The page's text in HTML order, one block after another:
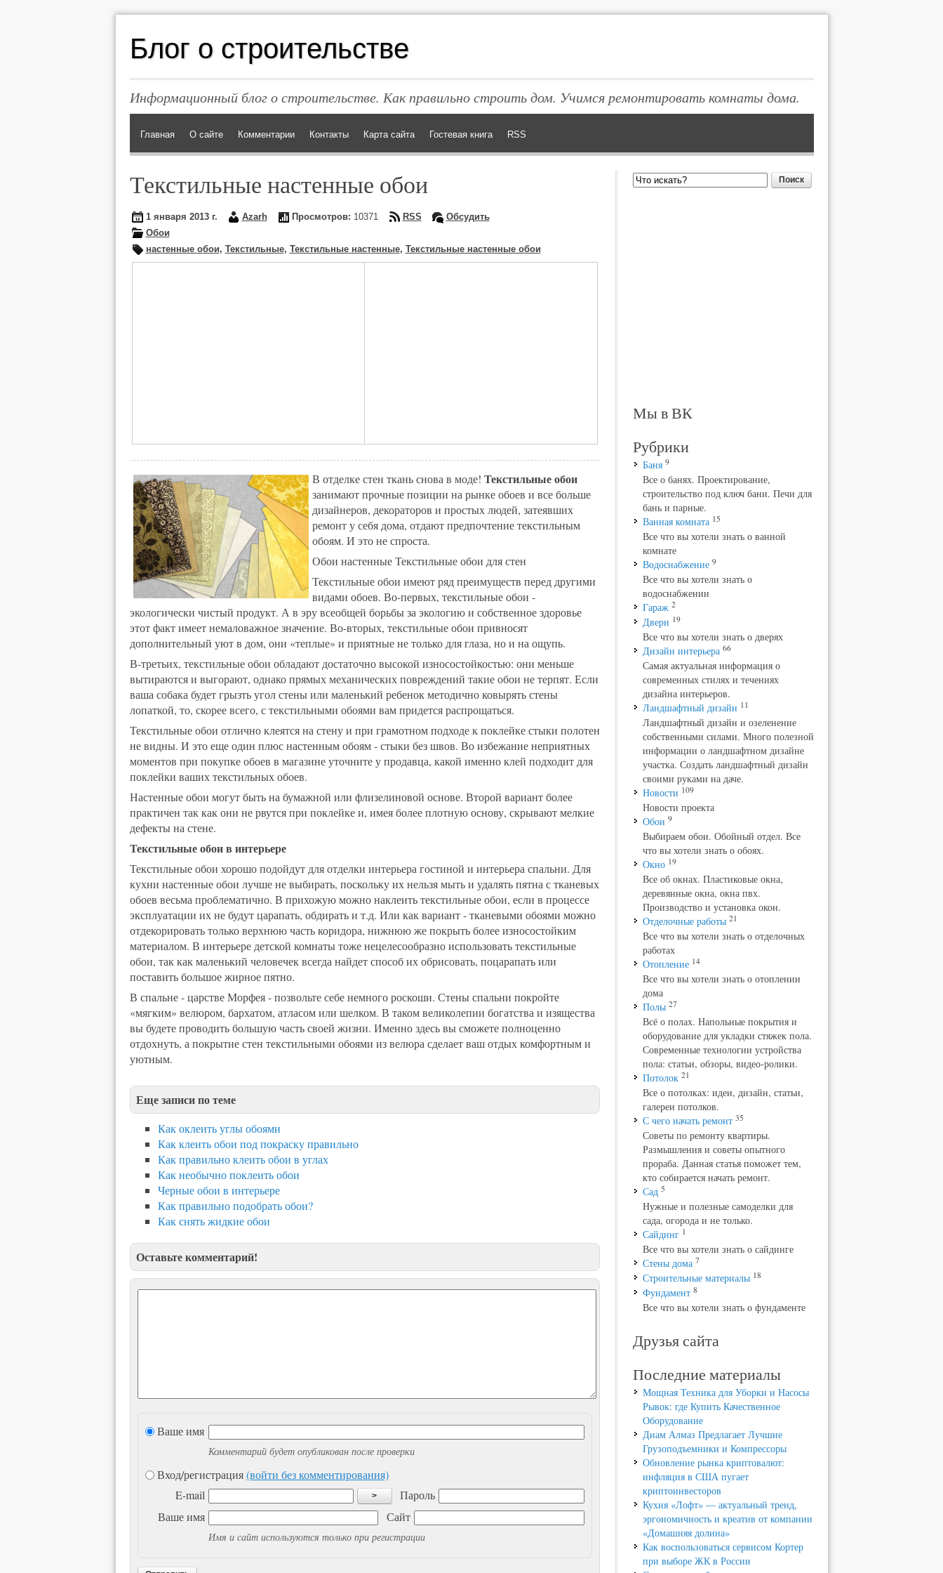
Блог о строительстве
Информационный блог о строительстве. Как правильно строить дом. Учимся ремонтировать комнаты дома.
Главная О сайте Комментарии Контакты Карта сайта Гостевая книга RSS
Текстильные настенные обои
1 января 2013 г. Azarh Просмотров: 10371 RSS
Обсудить
Обои
настенные обои, Текстильные, Текстильные настенные, Текстильные настенные обои
В отделке стен ткань снова в моде! Текстильные обои
занимают прочные позиции на рынке обоев и все больше
дизайнеров, декораторов и простых людей, затеявших
ремонт у себя дома, отдают предпочтение текстильным
обоям. И это не спроста.
Обои настенные Текстильные обои для стен
Текстильные обои имеют ряд преимуществ перед другими
видами обоев. Во-первых, текстильные обои -
экологически чистый продукт. А в эру всеобщей борьбы за экологию и собственное здоровье
этот факт имеет немаловажное значение. Во-вторых, текстильные обои привносят
дополнительный уют в дом, они «теплые» и приятные не только для глаза, но и на ощупь.
В-третьих, текстильные обои обладают достаточно высокой износостойкостью: они меньше
вытираются и выгорают, однако прямых механических повреждений такие обои не терпят. Если
ваша собака будет грызть угол стены или маленький ребенок методично ковырять стены
лопаткой, то, скорее всего, с текстильными обоями вам придется распрощаться.
Текстильные обои отлично клеятся на стену и при грамотном подходе к поклейке стыки полотен
не видны. И это еще один плюс настенным обоям - стыки без швов. Во избежание неприятных
моментов при покупке обоев в магазине уточните у продавца, какой именно клей подходит для
поклейки ваших текстильных обоев.
Настенные обои могут быть на бумажной или флизелиновой основе. Второй вариант более
практичен так как они не рвутся при поклейке и, имея более плотную основу, скрывают мелкие
дефекты на стене.
Текстильные обои в интерьере
Текстильные обои хорошо подойдут для отделки интерьера гостиной и интерьера спальни. Для
кухни настенные обои лучше не выбирать, поскольку их нельзя мыть и удалять пятна с тканевых
обоев весьма проблематично. В прихожую можно наклеить текстильные обои, если в процессе
эксплуатации их не будут царапать, обдирать и т.д. Или как вариант - тканевыми обоями можно
отдекорировать только верхнюю часть коридора, нижнюю же покрыть более износостойким
материалом. В интерьере детской комнаты тоже нецелесообразно использовать текстильные
обои, так как маленький человечек всегда найдет способ их обрисовать, поцарапать или
поставить большое жирное пятно.
В спальне - царстве Морфея - позвольте себе немного роскоши. Стены спальни покройте
«мягким» велюром, бархатом, атласом или шелком. В таком великолепии богатства и изящества
вы будете проводить большую часть своей жизни. Именно здесь вы сможете полноценно
отдохнуть, а покрытие стен текстильными обоями из велюра сделает ваш отдых комфортным и
уютным.
Еще записи по теме
Как оклеить углы обоями
Как клеить обои под покраску правильно
Как правильно клеить обои в углах
Как необычно поклеить обои
Черные обои в интерьере
Как правильно подобрать обои?
Как снять жидкие обои
Оставьте комментарий!
Ваше имя
Комментарий будет опубликован после проверки
Вход/регистрация(войти без комментирования)
E-mail
>
Пароль
Ваше имя
Сайт
Имя и сайт используются только при регистрации
Поиск
Мы в ВК
Рубрики
Баня 9
Все о банях. Проектирование,
строительство под ключ бани. Печи для
бань и парные.
Ванная комната 15
Все что вы хотели знать о ванной
комнате
Водоснабжение 9
Все что вы хотели знать о
водоснабжении
Гараж 2
Двери 19
Все что вы хотели знать о дверях
Дизайн интерьера 66
Самая актуальная информация о
современных стилях и течениях
дизайна интерьеров.
Ландшафтный дизайн 11
Ландшафтный дизайн и озеленение
собственными силами. Много полезной
информации о ландшафтном дизайне
участка. Создать ландшафтный дизайн
своими руками на даче.
Новости 109
Новости проекта
Обои 9
Выбираем обои. Обойный отдел. Все
что вы хотели знать о обоях.
Окно 19
Все об окнах. Пластиковые окна,
деревянные окна, окна пвх.
Производство и установка окон.
Отделочные работы 21
Все что вы хотели знать о отделочных
работах
Отопление 14
Все что вы хотели знать о отоплении
дома
Полы 27
Всё о полах. Напольные покрытия и
оборудование для укладки стяжек пола.
Современные технологии устройства
пола: статьи, обзоры, видео-ролики.
Потолок 21
Все о потолках: идеи, дизайн, статьи,
галереи потолков.
С чего начать ремонт 35
Советы по ремонту квартиры.
Размышления и советы опытного
прораба. Данная статья поможет тем,
кто собирается начать ремонт.
Сад 5
Нужные и полезные самоделки для
сада, огорода и не только.
Сайдинг 1
Все что вы хотели знать о сайдинге
Стены дома 7
Строительные материалы 18
Фундамент 8
Все что вы хотели знать о фундаменте
Друзья сайта
Последние материалы
Мощная Техника для Уборки и Насосы
Рывок: где Купить Качественное
Оборудование
Диам Алмаз Предлагает Лучшие
Грузоподъемники и Компрессоры
Обновление рынка криптовалют:
инфляция в США пугает
криптоинвесторов
Кухня «Лофт» — актуальный тренд,
эргономичность и креатив от компании
«Домашняя долина»
Как воспользоваться сервисом Кортер
при выборе ЖК в России